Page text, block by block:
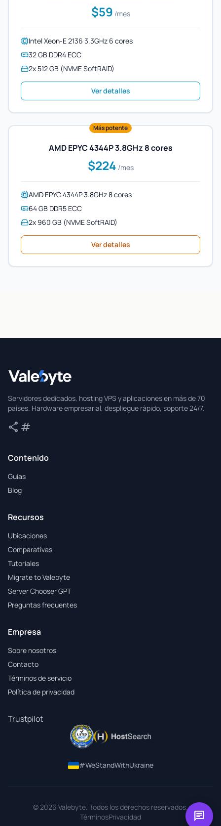
$59 /mes
Intel Xeon-E 2136 3.3GHz 6 cores
32 GB DDR4 ECC
2x 512 GB (NVME SoftRAID)
Ver detalles
Más potente
AMD EPYC 4344P 3.8GHz 8 cores
$224 /mes
AMD EPYC 4344P 3.8GHz 8 cores
64 GB DDR5 ECC
2x 960 GB (NVME SoftRAID)
Ver detalles
Servidores dedicados, hosting VPS y aplicaciones en más de 70
países. Hardware empresarial, despliegue rápido, soporte 24/7.
share Compartir
tag
Contenido
Guias
Blog
Recursos
Ubicaciones
Comparativas
Tutoriales
Migrate to Valebyte
Server Chooser GPT
Preguntas frecuentes
Empresa
Sobre nosotros
Contacto
Términos de servicio
Política de privacidad
Trustpilot
#WeStandWithUkraine
© 2026 Valebyte. Todos los derechos reservados.
TérminosPrivacidad chat